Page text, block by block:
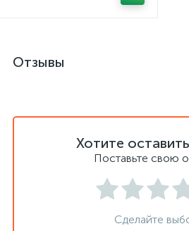
Отзывы
Хотите
Поставьте свою
Сделайте